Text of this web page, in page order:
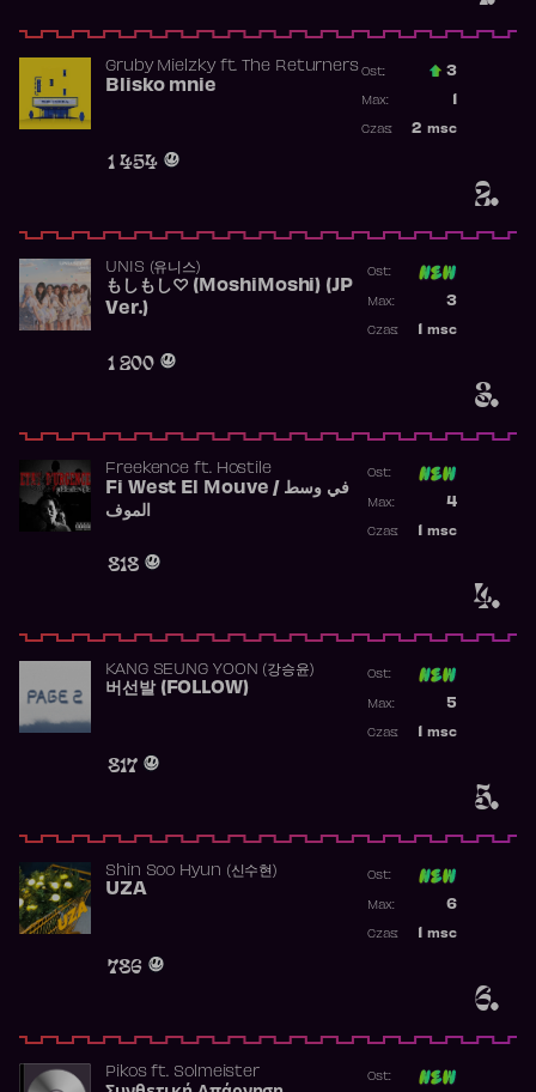
2.
Gruby Mielzkyft. The Returners
Blisko mnie
1 454
Ost.: 3
Max:
2 msc
Czas:
3.
UNIS (유니스)
もしもし♡ (MoshiMoshi) (JP
Ver.)
1 200
Ost:
3
Max:
msc
Czas:
4.
Freekence ft. Hostile
Fi West El Mouve / في وسط
الموف
818
Ost:
4
Max:
msc
Czas:
5.
KANG SEUNG YOON (강승윤)
버선발 (FOLLOW)
817
Ost:
5
Max:
msc
Czas:
6.
Shin Soo Hyun (신수현)
UZA
786
Ost:
6
Max:
msc
Czas:
Pikosft. Solmeister Ost: